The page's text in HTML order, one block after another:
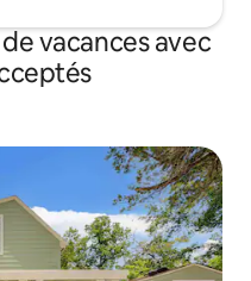
vacances avec